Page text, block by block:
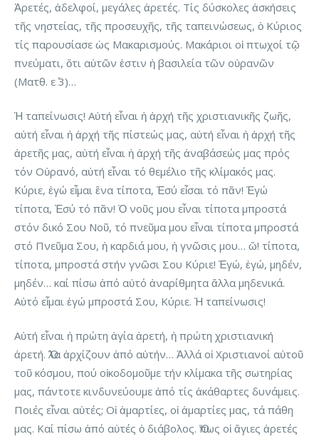
Ἀρετές, ἀδελφοί, μεγάλες ἀρετές. Τίς δύσκολες ἀσκήσεις
τῆς νηστείας, τῆς προσευχῆς, τῆς ταπεινώσεως, ὁ Κύριος
τίς παρουσίασε ὡς Μακαρισμούς. Μακάριοι οἱ πτωχοί τῷ
πνεύματι, ὅτι αὐτῶν ἐστιν ἡ βασιλεία τῶν οὐρανῶν
(Ματθ. ε΄ 3)…
Ἡ ταπείνωσις! Αὐτή εἶναι ἡ ἀρχή τῆς χριστιανικῆς ζωῆς,
αὐτή εἶναι ἡ ἀρχή τῆς πίστεώς μας, αὐτή εἶναι ἡ ἀρχή τῆς
ἀρετῆς μας, αὐτή εἶναι ἡ ἀρχή τῆς ἀναβάσεώς μας πρός
τόν Οὐρανό, αὐτή εἶναι τό θεμέλιο τῆς κλίμακός μας.
Κύριε, ἐγώ εἶμαι ἕνα τίποτα, Ἐσύ εἶσαι τό πᾶν! Ἐγώ
τίποτα, Ἐσύ τό πᾶν! Ὁ νοῦς μου εἶναι τίποτα μπροστά
στόν δικό Σου Νοῦ, τό πνεῦμα μου εἶναι τίποτα μπροστά
στό Πνεῦμα Σου, ἡ καρδιά μου, ἡ γνῶσις μου… ὤ! τίποτα,
τίποτα, μπροστά στήν γνῶσι Σου Κύριε! Ἐγώ, ἐγώ, μηδέν,
μηδέν… καί πίσω ἀπό αὐτό ἀναρίθμητα ἄλλα μηδενικά.
Αὐτό εἶμαι ἐγώ μπροστά Σου, Κύριε. Ἡ ταπείνωσις!
Αὐτή εἶναι ἡ πρώτη ἁγία ἀρετή, ἡ πρώτη χριστιανική
ἀρετή. Ὅλα ἀρχίζουν ἀπό αὐτήν… Ἀλλά οἱ Χριστιανοί αὐτοῦ
τοῦ κόσμου, πού οἰκοδομοῦμε τήν κλίμακα τῆς σωτηρίας
μας, πάντοτε κινδυνεύουμε ἀπό τίς ἀκάθαρτες δυνάμεις.
Ποιές εἶναι αὐτές; Οἱ ἁμαρτίες, οἱ ἁμαρτίες μας, τά πάθη
μας. Καί πίσω ἀπό αὐτές ὁ διάβολος. Ὅπως οἱ ἅγιες ἀρετές